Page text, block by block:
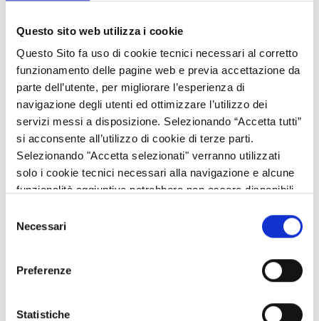
Questo sito web utilizza i cookie
Questo Sito fa uso di cookie tecnici necessari al corretto
funzionamento delle pagine web e previa accettazione da
parte dell’utente, per migliorare l’esperienza di
navigazione degli utenti ed ottimizzare l’utilizzo dei
servizi messi a disposizione. Selezionando “Accetta tutti”
si acconsente all’utilizzo di cookie di terze parti.
Selezionando "Accetta selezionati" verranno utilizzati
solo i cookie tecnici necessari alla navigazione e alcune
funzionalità aggiuntive potrebbero non essere disponibili.
delNecessari
Preferenze
Statistiche
“Intervento finanziato con risorse FSC - PSC di Regione
Lombardia”. In allegato:
il manuale che illustra le modalità che i beneficiari sono
tenuti a seguire al fine di dare informazione e pubblicità
del finanziamento a valere sulle risorse FSC per la
realizzazione degli interventi di propria competenza inclusi
nella sezione ordinaria con il logo del FSC in formato
word;
il manuale che illustra le modalità che i beneficiari sono
tenuti a seguire al fine di dare informazione e pubblicità
di Regione Lombardia per la realizzazione degli interventi
di propria competenza inclusi nella sezione speciale del
Piano e riportati nell’allegato sotto riportato denominato
“Elenco progetti della sezione speciale del PSC”.